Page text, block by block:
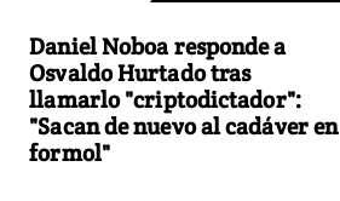
Daniel Noboa responde a
Osvaldo Hurtado tras
llamarlo "criptodictador":
"Sacan de nuevo al cadáver en
formol"